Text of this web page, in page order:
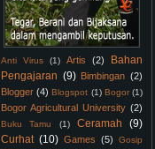
Anti Virus (1) Artis (2)
Bahan
Pengajaran (9) Bimbingan (2)
Blogger (4) Blogspot (1) Bogor (1)
Bogor Agricultural University (2)
Buku Tamu (1) Ceramah
(9)
Curhat (10) Games (5)
Gosip